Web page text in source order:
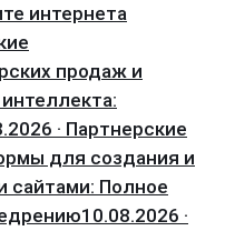
интернета
продаж и
· Партнерские
для создания и
сайтами: Полное
10.08.2026 ·